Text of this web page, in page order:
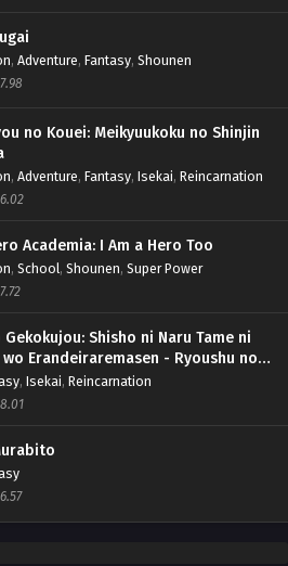
, Adventure, Fantasy, Shounen
7.98
no Kouei: Meikyuukoku no Shinjin
, Adventure, Fantasy, Isekai, Reincarnation
6.02
Academia: I Am a Hero Too
, School, Shounen, Super Power
7.72
Gekokujou: Shisho ni Naru Tame ni
wo Erandeiraremasen - Ryoushu no
4)
, Isekai, Reincarnation
8.01
6.57